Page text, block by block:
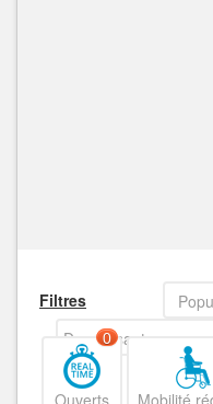
Filtres
Decroissant
0